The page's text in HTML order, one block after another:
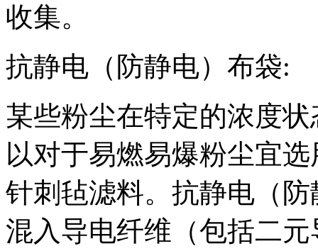
收集。
抗静电（防静电）布袋:
某些粉尘在特定的浓度
以对于易燃易爆粉尘宜
针刺毡滤料。抗静电（
混入导电纤维（包括二